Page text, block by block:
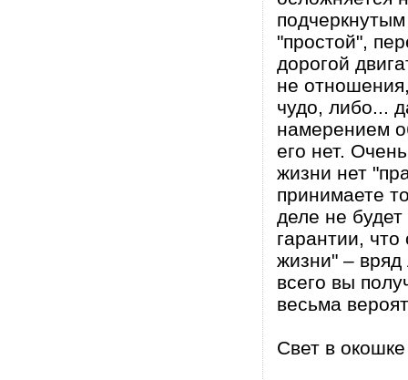
"простой",
дорогой
не
чудо, либо...
намерением
его нет.
жизни нет
принимаете
деле не
гарантии,
жизни" – вряд
всего вы
весьма
Свет в окошке